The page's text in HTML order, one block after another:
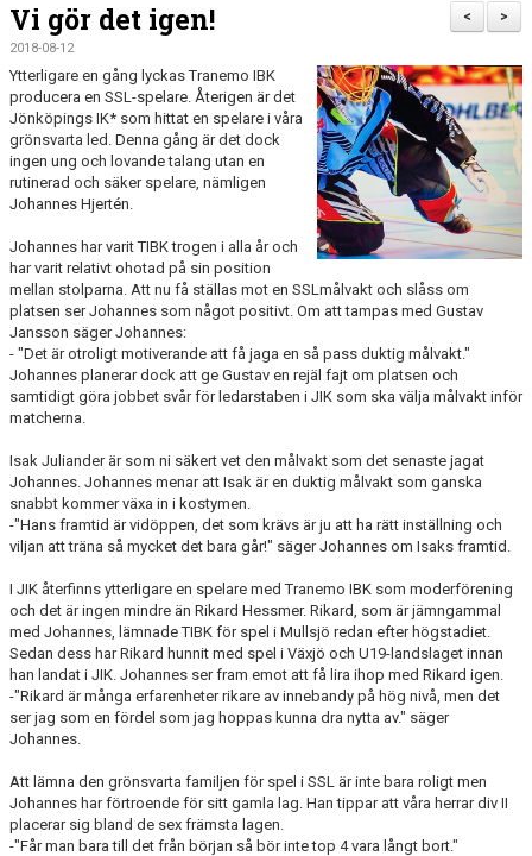
KALENDER
BILDER
DOKUMENT
VÅRA LAG
MATCHER
FÖRETAGSCUPEN 2026
TRÄNINGSTIDER 2025/26
SCHEMAN
FÖRENINGSKLÄDER-INNEBANDYKUNGEN
FÖRENINGSDOMARE
>
<
Vi gör det igen!
2018-08-12
Ytterligare en gång lyckas Tranemo IBK
producera en SSL-spelare. Återigen är det
Jönköpings IK* som hittat en spelare i våra
grönsvarta led. Denna gång är det dock
ingen ung och lovande talang utan en
rutinerad och säker spelare, nämligen
Johannes Hjertén.
Johannes har varit TIBK trogen i alla år och
har varit relativt ohotad på sin position
mellan stolparna. Att nu få ställas mot en SSLmålvakt och slåss om
platsen ser Johannes som något positivt. Om att tampas med Gustav
Jansson säger Johannes:
- "Det är otroligt motiverande att få jaga en så pass duktig målvakt."
Johannes planerar dock att ge Gustav en rejäl fajt om platsen och
samtidigt göra jobbet svår för ledarstaben i JIK som ska välja målvakt inför
matcherna.
Isak Juliander är som ni säkert vet den målvakt som det senaste jagat
Johannes. Johannes menar att Isak är en duktig målvakt som ganska
snabbt kommer växa in i kostymen.
-"Hans framtid är vidöppen, det som krävs är ju att ha rätt inställning och
viljan att träna så mycket det bara går!" säger Johannes om Isaks framtid.
I JIK återfinns ytterligare en spelare med Tranemo IBK som moderförening
och det är ingen mindre än Rikard Hessmer. Rikard, som är jämngammal
med Johannes, lämnade TIBK för spel i Mullsjö redan efter högstadiet.
Sedan dess har Rikard hunnit med spel i Växjö och U19-landslaget innan
han landat i JIK. Johannes ser fram emot att få lira ihop med Rikard igen.
-"Rikard är många erfarenheter rikare av innebandy på hög nivå, men det
ser jag som en fördel som jag hoppas kunna dra nytta av." säger
Johannes.
Att lämna den grönsvarta familjen för spel i SSL är inte bara roligt men
Johannes har förtroende för sitt gamla lag. Han tippar att våra herrar div II
placerar sig bland de sex främsta lagen.
-"Får man bara till det från början så bör inte top 4 vara långt bort."